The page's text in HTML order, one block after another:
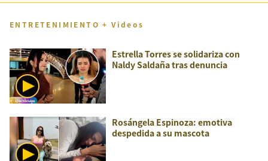
ENTRETENIMIENTO + Videos
Estrella Torres se solidariza con
Naldy Saldaña tras denuncia
Rosángela Espinoza: emotiva
despedida a su mascota